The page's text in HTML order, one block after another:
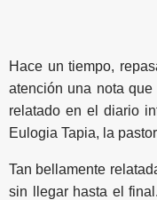
Hace un tiempo,
atención una nota
relatado en el diario
Eulogia Tapia, la
Tan bellamente
sin llegar hasta el